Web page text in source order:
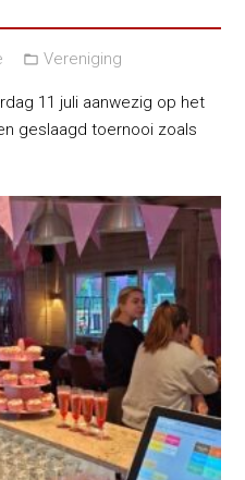
folder_open Vereniging
11 juli aanwezig op het
geslaagd toernooi zoals